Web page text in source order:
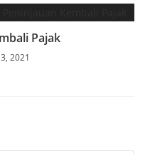
Pajak
2021